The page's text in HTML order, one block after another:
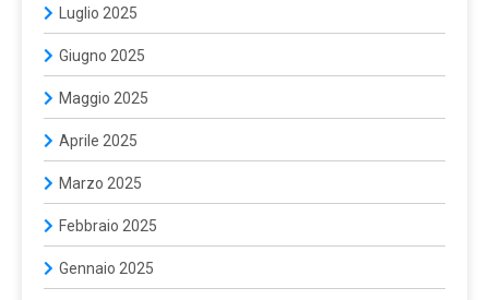
Luglio 2025
Giugno 2025
Maggio 2025
Aprile 2025
Marzo 2025
Febbraio 2025
Gennaio 2025